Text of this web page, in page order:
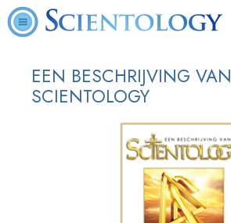
EEN BESCHRIJVING VAN
SCIENTOLOGY